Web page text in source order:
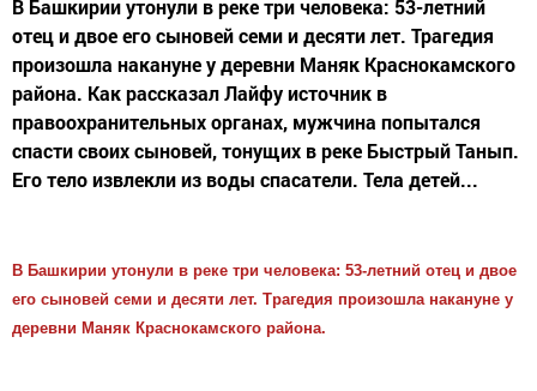
В Башкирии утонули в реке три человека: 53-летний
отец и двое его сыновей семи и десяти лет. Трагедия
произошла накануне у деревни Маняк Краснокамского
района. Как рассказал Лайфу источник в
правоохранительных органах, мужчина попытался
спасти своих сыновей, тонущих в реке Быстрый Танып.
Его тело извлекли из воды спасатели. Тела детей...
В Башкирии утонули в реке три человека: 53-летний отец и двое
его сыновей семи и десяти лет. Трагедия произошла накануне у
деревни Маняк Краснокамского района.